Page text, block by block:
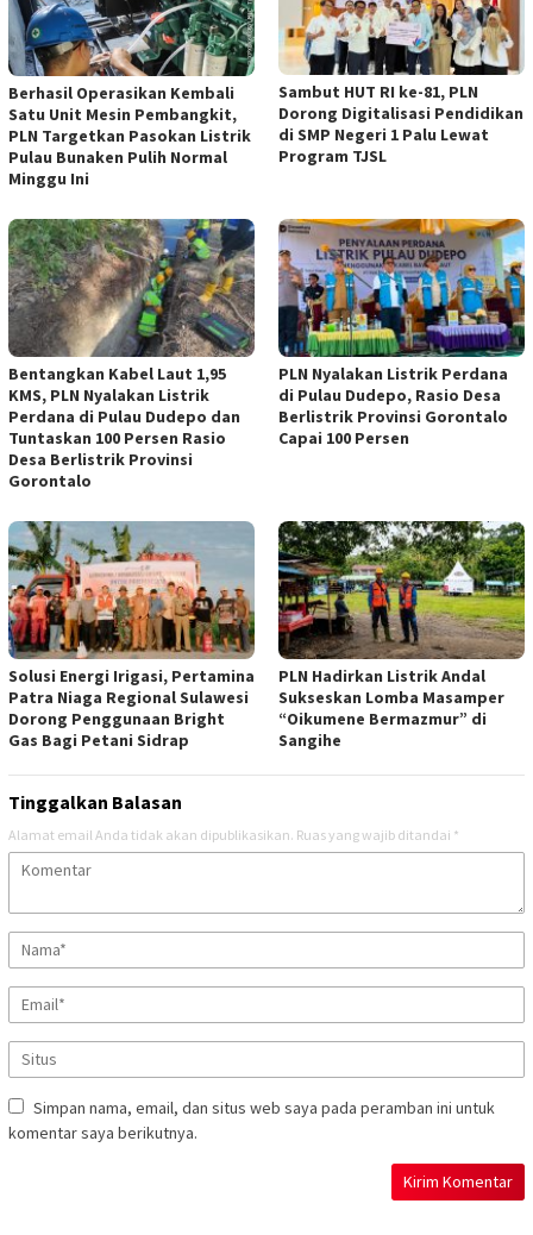
Berhasil Operasikan Kembali
Satu Unit Mesin Pembangkit,
PLN Targetkan Pasokan Listrik
Pulau Bunaken Pulih Normal
Minggu Ini
Sambut HUT RI ke-81, PLN
Dorong Digitalisasi Pendidikan
di SMP Negeri 1 Palu Lewat
Program TJSL
Bentangkan Kabel Laut 1,95
KMS, PLN Nyalakan Listrik
Perdana di Pulau Dudepo dan
Tuntaskan 100 Persen Rasio
Desa Berlistrik Provinsi
Gorontalo
PLN Nyalakan Listrik Perdana
di Pulau Dudepo, Rasio Desa
Berlistrik Provinsi Gorontalo
Capai 100 Persen
Solusi Energi Irigasi, Pertamina
Patra Niaga Regional Sulawesi
Dorong Penggunaan Bright
Gas Bagi Petani Sidrap
PLN Hadirkan Listrik Andal
Sukseskan Lomba Masamper
“Oikumene Bermazmur” di
Sangihe
Tinggalkan Balasan
Alamat email Anda tidak akan dipublikasikan. Ruas yang wajib ditandai *
Simpan nama, email, dan situs web saya pada peramban ini untuk
komentar saya berikutnya.